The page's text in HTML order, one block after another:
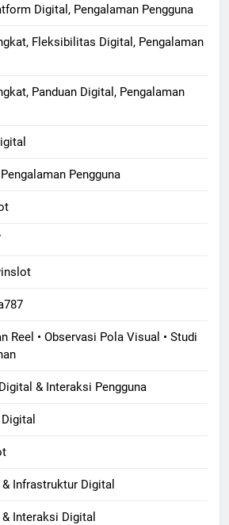
Digital, Pengalaman Pengguna
Fleksibilitas Digital, Pengalaman
Panduan Digital, Pengalaman
Pengguna
Reel • Observasi Pola Visual • Studi
& Interaksi Pengguna
Infrastruktur Digital
Interaksi Digital